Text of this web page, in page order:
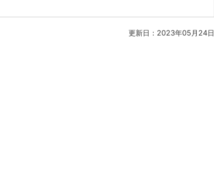
更新日：2023年05月24日